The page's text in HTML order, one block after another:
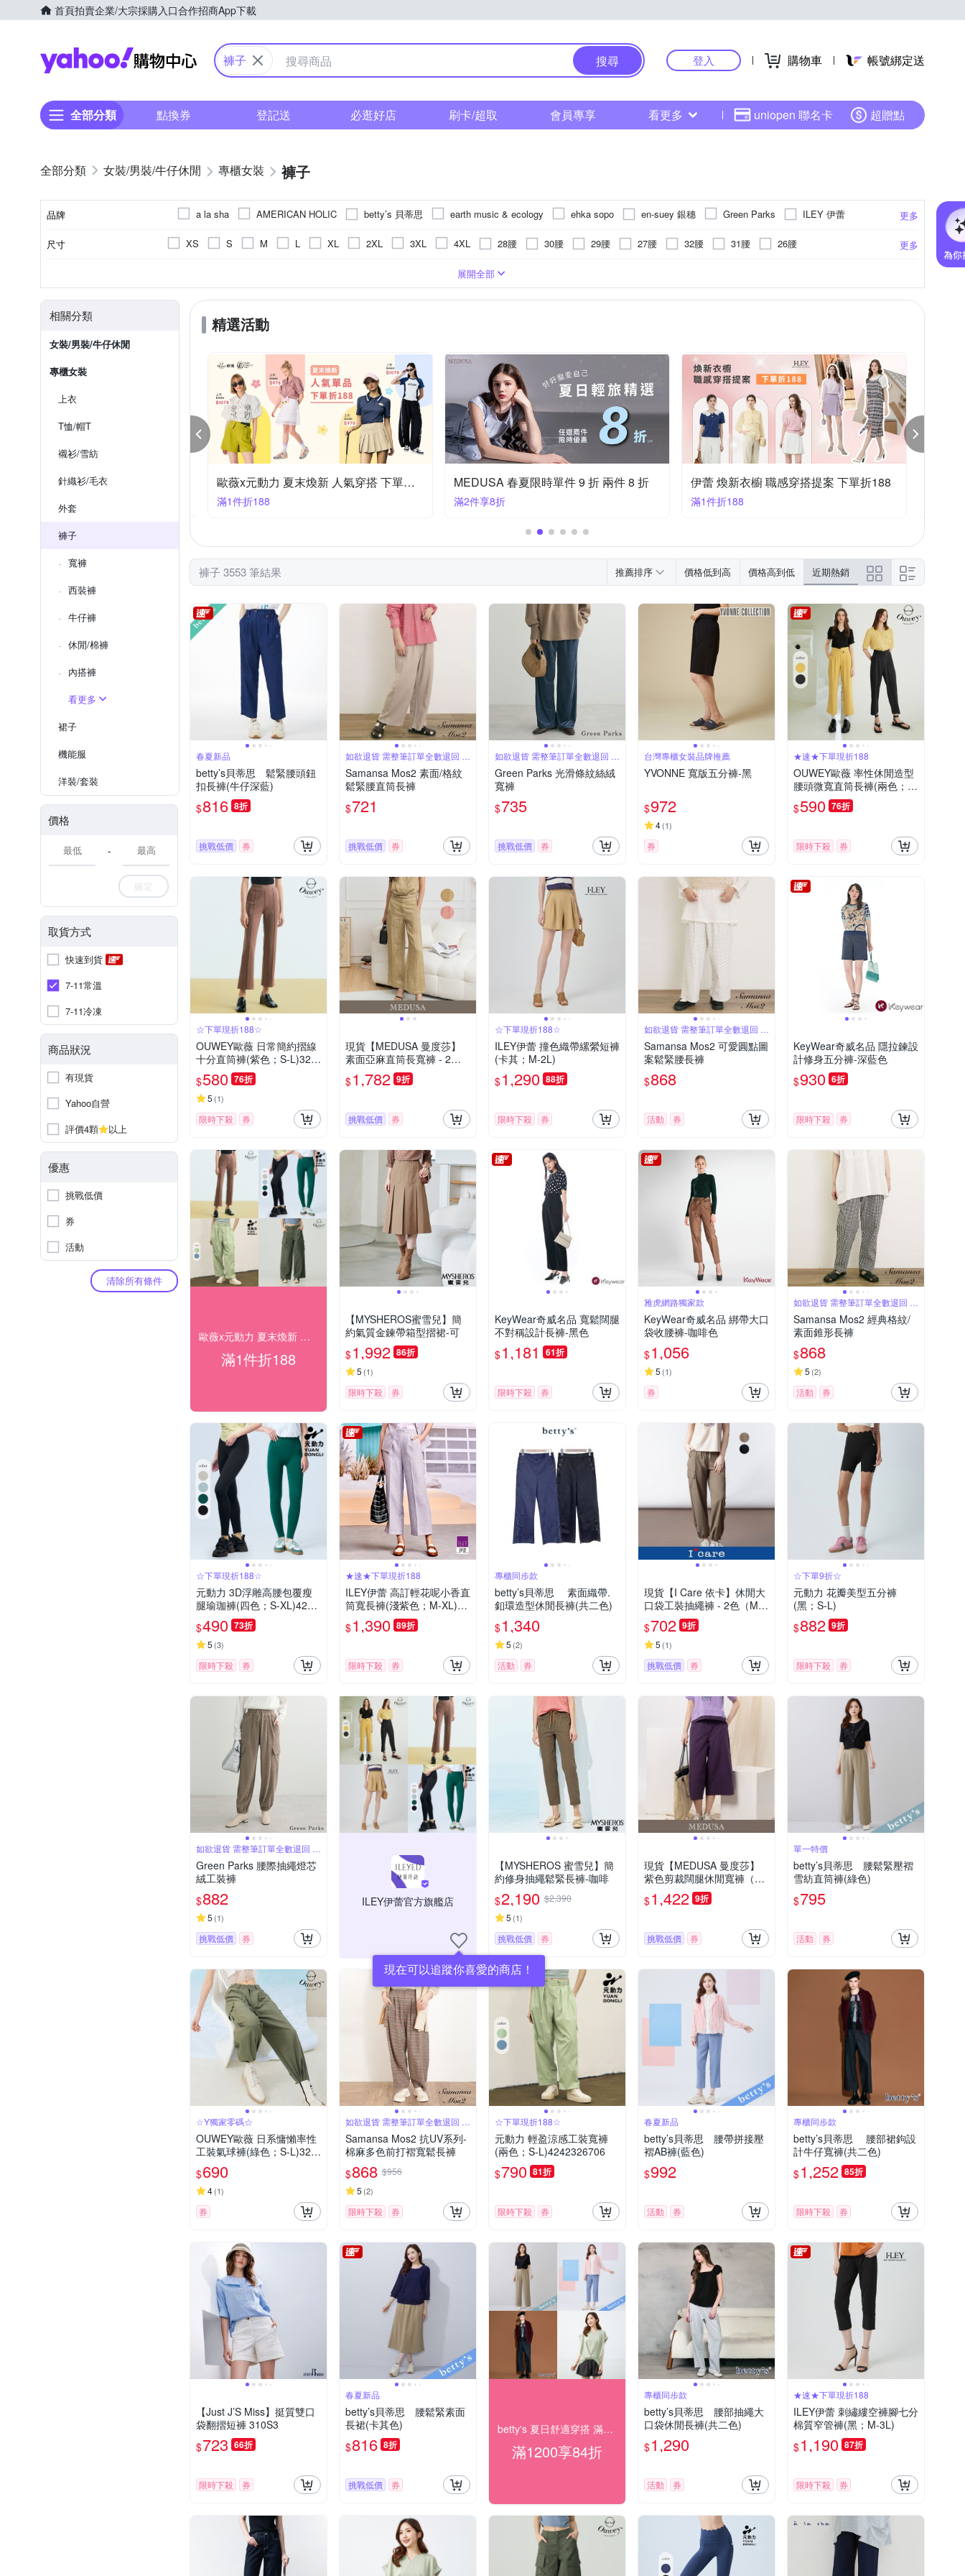
首頁拍賣企業/大宗採購入口合作招商App下載
Yahoo購物中心
褲子 搜尋 登入 購物車 帳號綁定送
全部分類 點換券 登記送 必逛好店 刷卡/超取 會員專享 看更多 uniopen 聯名卡 超贈點
女裝/男裝/牛仔休閒 專櫃女裝 褲子
品牌 更多
a la sha AMERICAN HOLIC betty’s 貝蒂思 earth music & ecology ehka sopo en-suey 銀穗 Green Parks
ILEY 伊蕾
Just J’S Miss
KANGOL KeyWear 奇威名品 LUNG.L 林佳樺 MEDUSA 曼度莎 MYSHEROS 蜜雪兒
MYVEGA 麥雪爾
尺寸 更多
XS S M L XL 2XL 3XL 4XL 28腰 30腰 29腰 27腰 32腰 31腰
26腰
34腰 文字
西裝褲
男友褲/錐形褲
人造皮革
展開全部
相關分類
女裝/男裝/牛仔休閒
專櫃女裝
上衣
T恤/帽T
襯衫/雪紡
針織衫/毛衣
外套
褲子
寬褲
西裝褲
牛仔褲
休閒/棉褲
內搭褲
看更多
裙子
機能服
洋裝/套裝
價格
-
確定
取貨方式
快速到貨
7-11常溫
7-11冷凍
商品狀況
有現貨
Yahoo自營
評價4顆
以上
優惠
挑戰低價
券
活動
清除所有條件
精選活動
歐薇 今天買明天穿 下單折188 歐薇x元動力 夏末煥新 人氣穿搭 下單折188
滿1件折188
MEDUSA 春夏限時單件 9 折 兩件 8 折
滿2件享8折
伊蕾 煥新衣櫥 職感穿搭提案 下單折188
滿1件折188
褲子 3553 筆結果 推薦排序 價格低到高 價格高到低 近期熱銷
春夏新品
betty’s貝蒂思 鬆緊腰頭鈕
扣長褲(牛仔深藍)
$816 8折
挑戰低價 券
如欲退貨 需整筆訂單全數退回 不
能單退
Samansa Mos2 素面/格紋
鬆緊腰直筒長褲
$721
挑戰低價 券
如欲退貨 需整筆訂單全數退回 不
能單退
Green Parks 光滑條紋絲絨
寬褲
$735
挑戰低價 券
台灣專櫃女裝品牌推薦
YVONNE 寬版五分褲-黑
$972
4(1)
券
★速★下單現折188
OUWEY歐薇 率性休閒造型
腰頭微寬直筒長褲(兩色；S-
L)3232136505
$590 76折
限時下殺 券
☆下單現折188☆
OUWEY歐薇 日常簡約摺線
十分直筒褲(紫色；S-L)323
3326406
$580 76折
5 (1)
限時下殺 券
現貨【MEDUSA 曼度莎】
素面亞麻直筒長寬褲 - 2色
（M-XL）｜女長褲 休閒長
褲 涼感亞麻
$1,782 9折
挑戰低價 券
☆下單現折188☆
ILEY伊蕾 撞色織帶縲縈短褲
(卡其；M-2L)
$1,290 88折
限時下殺 券
如欲退貨 需整筆訂單全數退回 不
能單退
Samansa Mos2 可愛圓點圖
案鬆緊腰長褲
$868
活動 券
KeyWear奇威名品 隱拉鍊設
計修身五分褲-深藍色
$930 6折
限時下殺 券
歐薇x元動力 夏末煥新 人氣穿搭 下單折188
滿1件折188
【MYSHEROS蜜雪兒】簡
約氣質金鍊帶箱型摺裙-可
$1,992 86折
5 (1)
限時下殺 券
KeyWear奇威名品 寬鬆闊腿
不對稱設計長褲-黑色
$1,181 61折
限時下殺 券
雅虎網路獨家款
KeyWear奇威名品 綁帶大口
袋收腰褲-咖啡色
$1,056
5 (1)
券
如欲退貨 需整筆訂單全數退回 不
能單退
Samansa Mos2 經典格紋/
素面錐形長褲
$868
5 (2)
活動 券
☆下單現折188☆
元動力 3D浮雕高腰包覆瘦
腿瑜珈褲(四色；S-XL)4241
156906
$490 73折
5 (3)
限時下殺 券
★速★下單現折188
ILEY伊蕾 高訂輕花呢小香直
筒寬長褲(淺紫色；M-XL)12
41026707
$1,390 89折
限時下殺 券
專櫃同步款
betty’s貝蒂思 素面織帶.
釦環造型休閒長褲(共二色)
$1,340
5 (2)
活動 券
現貨【I Care 依卡】休閒大
口袋工裝抽繩褲 - 2色（M-
L）｜女工裝褲 女休閒褲 休
閒長褲
$702 9折
5 (1)
挑戰低價 券
☆下單9折☆
元動力 花瓣美型五分褲
(黑；S-L)
$882 9折
限時下殺 券
如欲退貨 需整筆訂單全數退回 不
能單退
Green Parks 腰際抽繩燈芯
絨工裝褲
$882
5 (1)
挑戰低價 券
ILEY伊蕾官方旗艦店
現在可以追蹤你喜愛的商店！
【MYSHEROS 蜜雪兒】簡
約修身抽繩鬆緊長褲-咖啡
$2,190 $2,390
5 (1)
挑戰低價 券
現貨【MEDUSA 曼度莎】
紫色剪裁闊腿休閒寬褲（M-
XL）｜女寬褲 女休閒長褲
女休閒褲
$1,422 9折
挑戰低價 券
單一特價
betty’s貝蒂思 腰鬆緊壓褶
雪紡直筒褲(綠色)
$795
活動 券
☆Y獨家零碼☆
OUWEY歐薇 日系慵懶率性
工裝氣球褲(綠色；S-L)323
2326646
$690
4(1)
券
如欲退貨 需整筆訂單全數退回 不
能單退
Samansa Mos2 抗UV系列-
棉麻多色前打褶寬鬆長褲
$868 $956
5 (2)
限時下殺 券
☆下單現折188☆
元動力 輕盈涼感工裝寬褲
(兩色；S-L)4242326706
$790 81折
限時下殺 券
春夏新品
betty’s貝蒂思 腰帶拼接壓
褶AB褲(藍色)
$992
活動 券
專櫃同步款
betty’s貝蒂思 腰部裙鉤設
計牛仔寬褲(共二色)
$1,252 85折
限時下殺 券
【Just J’S Miss】挺質雙口
袋翻摺短褲 310S3
$723 66折
限時下殺 券
春夏新品
betty’s貝蒂思 腰鬆緊素面
長裙(卡其色)
$816 8折
挑戰低價 券
betty's 夏日舒適穿搭 滿1200享84折
滿1200享84折
專櫃同步款
betty’s貝蒂思 腰部抽繩大
口袋休閒長褲(共二色)
$1,290
活動 券
★速★下單現折188
ILEY伊蕾 刺繡縷空褲腳七分
棉質窄管褲(黑；M-3L)
$1,190 87折
限時下殺 券